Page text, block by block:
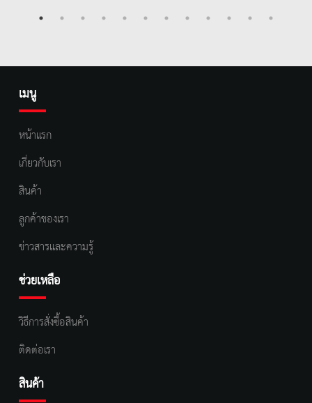
เมนู
หน้าแรก
เกี่ยวกับเรา
สินค้า
ลูกค้าของเรา
ข่าวสารและความรู้
ช่วยเหลือ
วิธีการสั่งซื้อสินค้า
ติดต่อเรา
สินค้า